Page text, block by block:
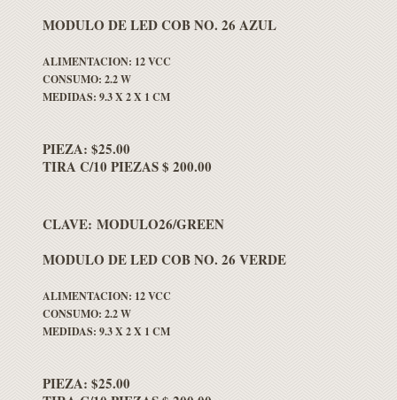
MODULO DE LED COB NO. 26 AZUL
ALIMENTACION: 12 VCC
CONSUMO: 2.2 W
MEDIDAS: 9.3 X 2 X 1 CM
PIEZA: $25.00
TIRA C/10 PIEZAS $ 200.00
CLAVE: MODULO26/GREEN
MODULO DE LED COB NO. 26 VERDE
ALIMENTACION: 12 VCC
CONSUMO: 2.2 W
MEDIDAS: 9.3 X 2 X 1 CM
PIEZA: $25.00